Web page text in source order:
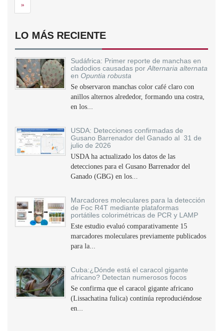
»Siguiente
LO MÁS RECIENTE
Sudáfrica: Primer reporte de manchas en
cladodios causadas por Alternaria alternata
en Opuntia robusta
Se observaron manchas color café claro con
anillos alternos alrededor, formando una costra,
en los...
USDA: Detecciones confirmadas de
Gusano Barrenador del Ganado al 31 de
julio de 2026
USDA ha actualizado los datos de las
detecciones para el Gusano Barrenador del
Ganado (GBG) en los...
Marcadores moleculares para la detección
de Foc R4T mediante plataformas
portátiles colorimétricas de PCR y LAMP
Este estudio evaluó comparativamente 15
marcadores moleculares previamente publicados
para la...
Cuba:¿Dónde está el caracol gigante
africano? Detectan numerosos focos
Se confirma que el caracol gigante africano
(Lissachatina fulica) continúa reproduciéndose
en...